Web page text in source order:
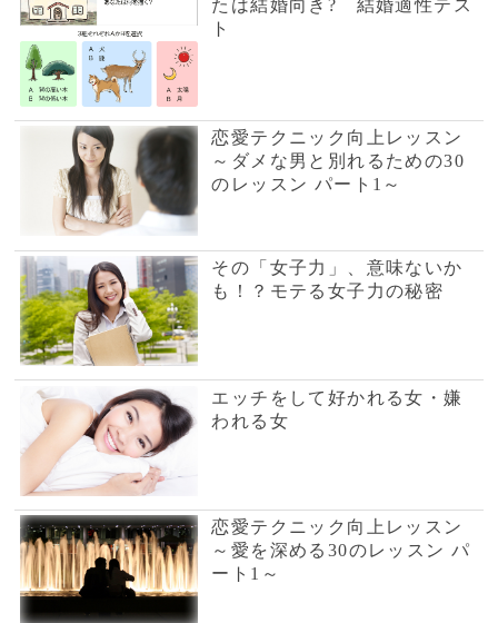
恋愛テクニック向上レッスン
～愛を深める30のレッスン パ
ート1～
ケンカ後に嫌われる女・好か
れる女はココが違う
奥手メンズはこう落とす！
勝率アップの絶対ルール
恋愛テクニック向上レッスン
～意中の彼を射止めるには?
パート1～
恋愛テクニック向上レッスン
～恋愛力を高める30のレッス
ン パート1～
Dr.コパの恋愛風水～同心円が
必ずしも愛ではない～